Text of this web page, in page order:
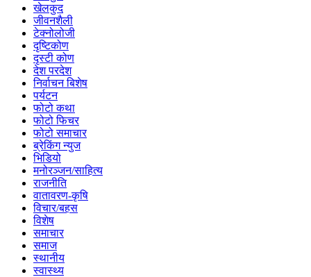
खेलकुद
जीवनशैली
टेक्नोलोजी
दृष्टिकोण
दृस्टी कोण
देश परदेश
निर्वाचन बिशेष
पर्यटन
फोटो कथा
फोटो फिचर
फोटो समाचार
ब्रेकिंग न्युज
भिडियो
मनोरञ्जन/साहित्य
राजनीति
वातावरण-कृषि
विचार/बहस
विशेष
समाचार
समाज
स्थानीय
स्वास्थ्य